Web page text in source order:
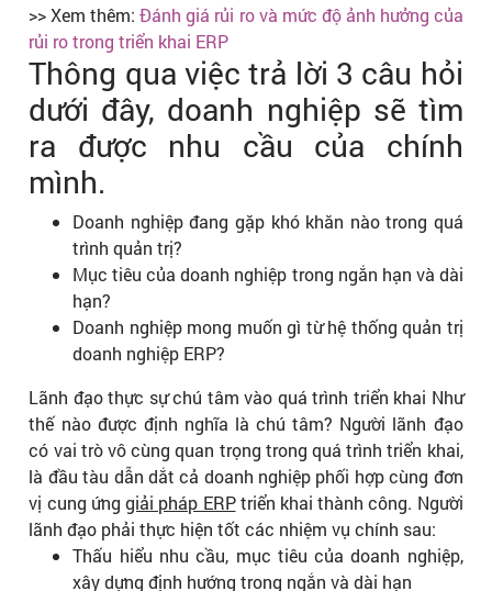
>> Xem thêm:Đánh giá rủi ro và mức độ ảnh hưởng của
rủi ro trong triển khai ERP
Thông qua việc trả lời 3 câu hỏi
dưới đây, doanh nghiệp sẽ tìm
ra được nhu cầu của chính
mình.
Doanh nghiệp đang gặp khó khăn nào trong quá
trình quản trị?
Mục tiêu của doanh nghiệp trong ngắn hạn và dài
hạn?
Doanh nghiệp mong muốn gì từ hệ thống quản trị
doanh nghiệp ERP?
Lãnh đạo thực sự chú tâm vào quá trình triển khai Như
thế nào được định nghĩa là chú tâm? Người lãnh đạo
có vai trò vô cùng quan trọng trong quá trình triển khai,
là đầu tàu dẫn dắt cả doanh nghiệp phối hợp cùng đơn
vị cung ứnggiải pháp ERPtriển khai thành công. Người
lãnh đạo phải thực hiện tốt các nhiệm vụ chính sau:
Thấu hiểu nhu cầu, mục tiêu của doanh nghiệp,
xây dựng định hướng trong ngắn và dài hạn